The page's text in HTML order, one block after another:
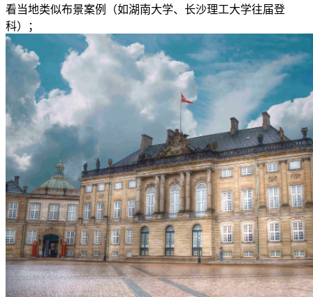
看当地类似布景案例（如湖南大学、长沙理工大学往届登
科）；